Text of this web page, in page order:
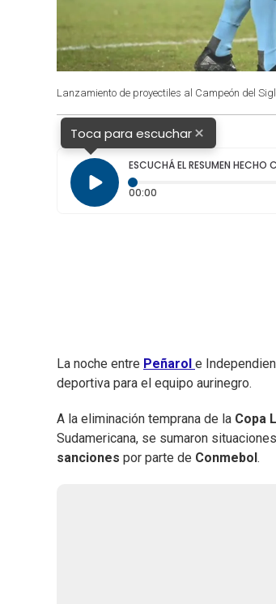
Lanzamiento de proyectiles al Campeón del
Toca para escuchar×
ESCUCHÁ EL RESUMEN HECHO
00:00
La noche entre Peñarol e
deportiva para el equipo aurinegro.
A la eliminación temprana de la Copa
Sudamericana, se sumaron
sanciones por parte de Conmebol .